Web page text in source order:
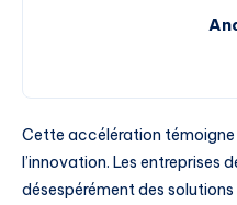
Cette accélération témoigne
l’innovation. Les entreprises
désespérément des